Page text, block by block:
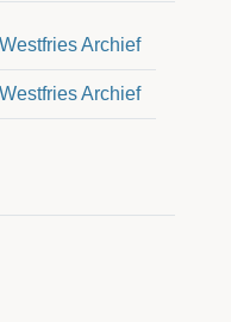
Westfries Archief
Westfries Archief